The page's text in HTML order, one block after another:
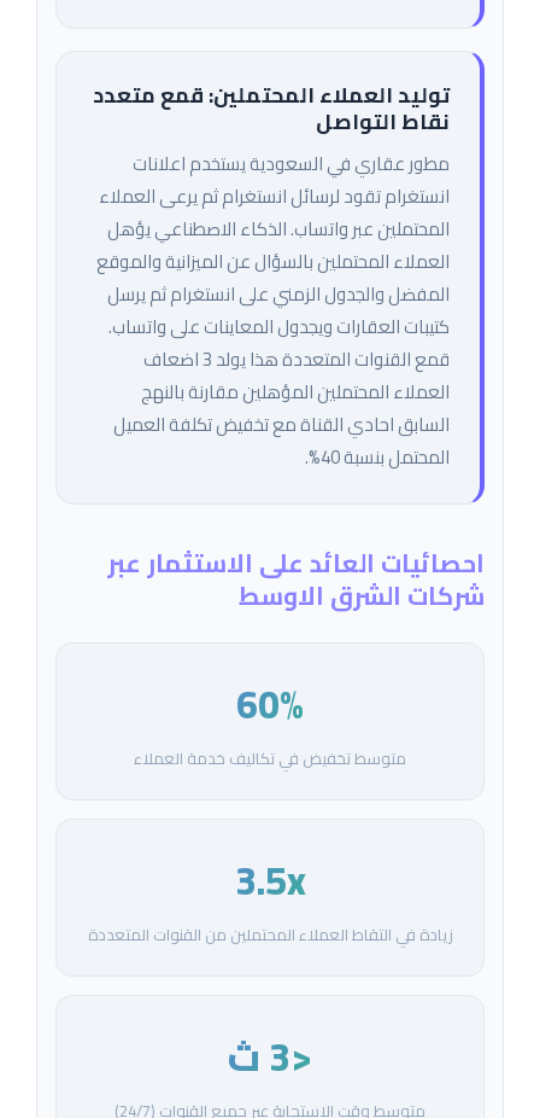
توليد العملاء المحتملين: قمع متعدد
نقاط التواصل
مطور عقاري في السعودية يستخدم اعلانات
انستغرام تقود لرسائل انستغرام ثم يرعى العملاء
المحتملين عبر واتساب. الذكاء الاصطناعي يؤهل
العملاء المحتملين بالسؤال عن الميزانية والموقع
المفضل والجدول الزمني على انستغرام ثم يرسل
كتيبات العقارات ويجدول المعاينات على واتساب.
قمع القنوات المتعددة هذا يولد 3 اضعاف
العملاء المحتملين المؤهلين مقارنة بالنهج
السابق احادي القناة مع تخفيض تكلفة العميل
المحتمل بنسبة 40%.
احصائيات العائد على الاستثمار عبر
شركات الشرق الاوسط
60%
متوسط تخفيض في تكاليف خدمة العملاء
3.5x
زيادة في التقاط العملاء المحتملين من القنوات المتعددة
<3 ث
متوسط وقت الاستجابة عبر جميع القنوات (24/7)